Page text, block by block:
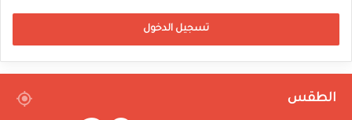
تسجيل الدخول
الطقس